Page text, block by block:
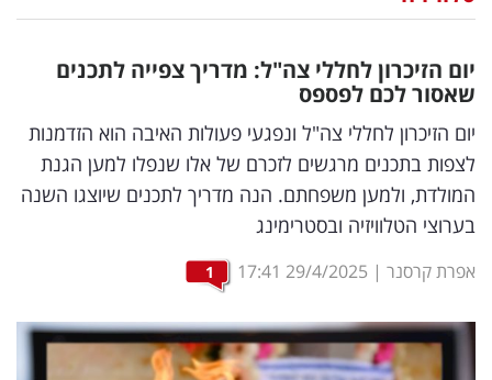
דיגיטל
וטק
שיווק
ופרסום
משפט
מדדים
ומחקרים
יום הזיכרון לחללי צה"ל: מדריך צפייה לתכנים
שאסור לכם לפספס
יום הזיכרון לחללי צה"ל ונפגעי פעולות האיבה הוא הזדמנות
לצפות בתכנים מרגשים לזכרם של אלו שנפלו למען הגנת
המולדת, ולמען משפחתם. הנה מדריך לתכנים שיוצגו השנה
בערוצי הטלוויזיה ובסטרימינג
אפרת קרסנר |
29/4/2025
17:41
1